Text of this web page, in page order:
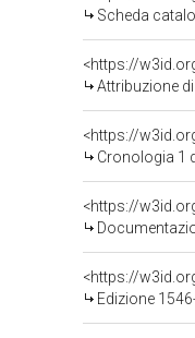
Scheda
Attribuzione
<https://
Cronologia 1
<https://
Edizione